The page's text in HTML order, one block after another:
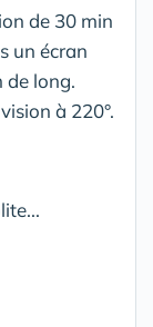
de 30 min
un écran
de long.
à 220°.